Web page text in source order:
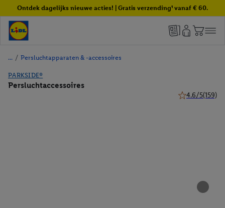
Ontdek dagelijks nieuwe acties! | Gratis verzending¹ vanaf € 60.
/ Persluchtapparaten & -accessoires
PARKSIDE®
Persluchtaccessoires
4.6/5(159)